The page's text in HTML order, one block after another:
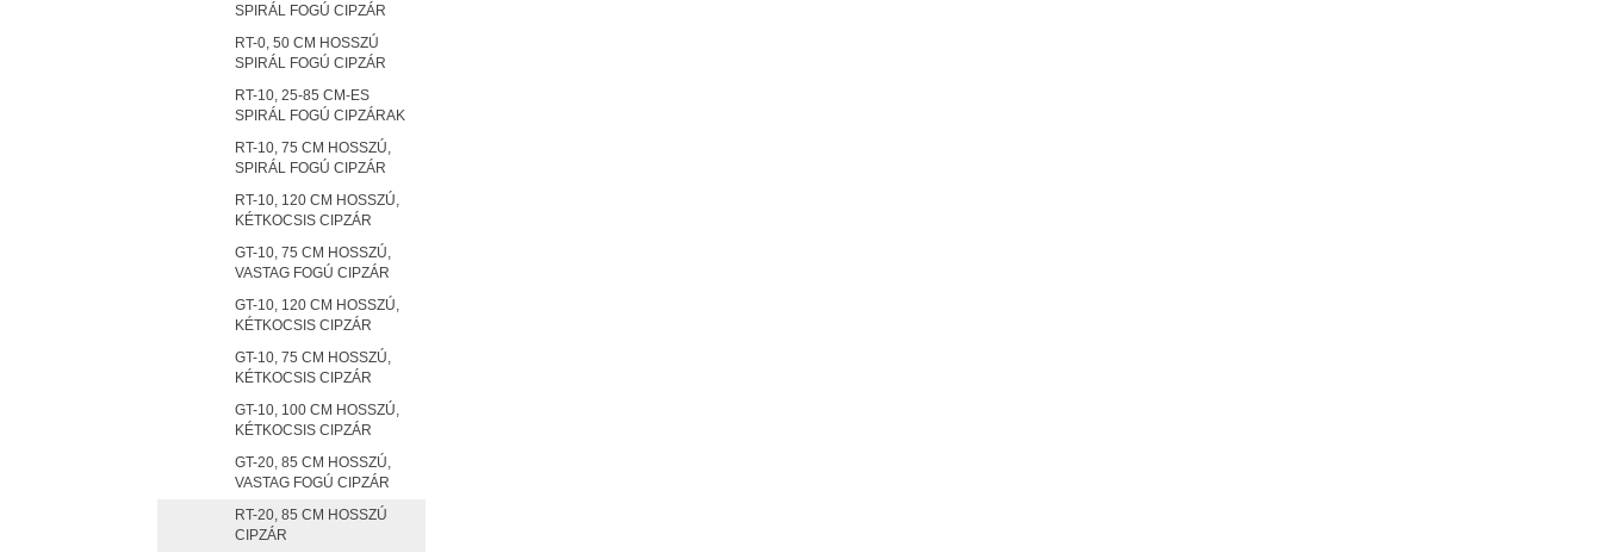
SPIRÁL FOGÚ CIPZÁR
RT-0, 50 CM HOSSZÚ
SPIRÁL FOGÚ CIPZÁR
RT-10, 25-85 CM-ES
SPIRÁL FOGÚ CIPZÁRAK
RT-10, 75 CM HOSSZÚ,
SPIRÁL FOGÚ CIPZÁR
RT-10, 120 CM HOSSZÚ,
KÉTKOCSIS CIPZÁR
GT-10, 75 CM HOSSZÚ,
VASTAG FOGÚ CIPZÁR
GT-10, 120 CM HOSSZÚ,
KÉTKOCSIS CIPZÁR
GT-10, 75 CM HOSSZÚ,
KÉTKOCSIS CIPZÁR
GT-10, 100 CM HOSSZÚ,
KÉTKOCSIS CIPZÁR
GT-20, 85 CM HOSSZÚ,
VASTAG FOGÚ CIPZÁR
RT-20, 85 CM HOSSZÚ
CIPZÁR